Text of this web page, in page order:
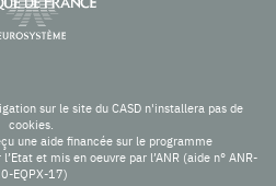
sur le site du CASD n'installera pas de
cookies.
une aide financée sur le programme
et mis en oeuvre par l’ANR (aide n° ANR-
EQPX-17)